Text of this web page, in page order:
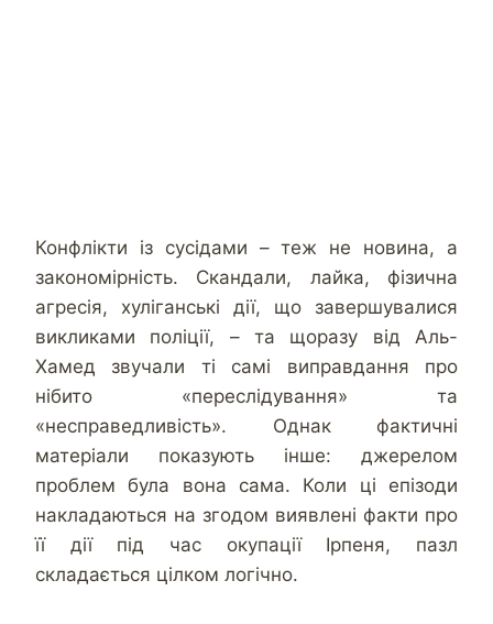
Конфлікти із сусідами – теж не новина, а
закономірність. Скандали, лайка, фізична
агресія, хуліганські дії, що завершувалися
викликами поліції, – та щоразу від Аль-
Хамед звучали ті самі виправдання про
нібито «переслідування» та
«несправедливість». Однак фактичні
матеріали показують інше: джерелом
проблем була вона сама. Коли ці епізоди
накладаються на згодом виявлені факти про
її дії під час окупації Ірпеня, пазл
складається цілком логічно.